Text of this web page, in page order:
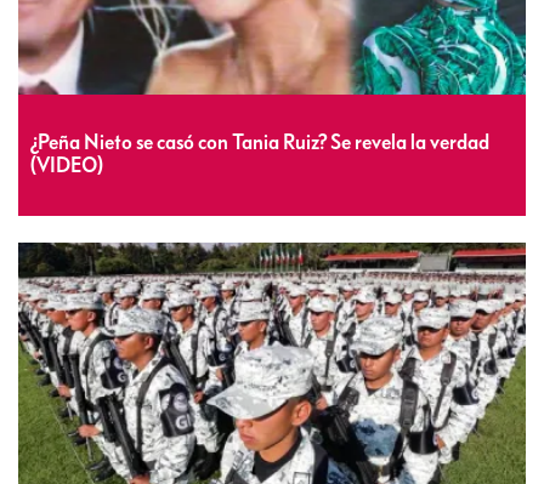
¿Peña Nieto se casó con Tania Ruiz? Se revela la verdad
(VIDEO)